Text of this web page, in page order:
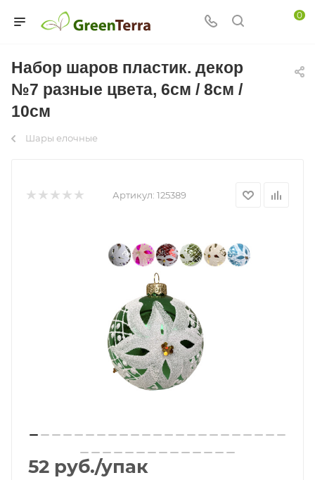
0
Набор шаров пластик. декор
№7 разные цвета, 6см / 8см /
10см
Шары елочные
Артикул: 125389
52 руб./упак